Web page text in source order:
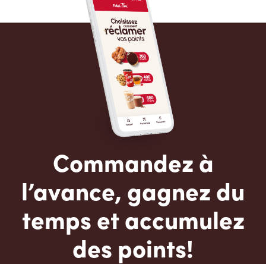
Commandez à
l’avance, gagnez du
temps et accumulez
des points!